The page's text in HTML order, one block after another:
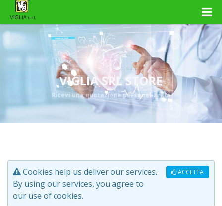
VIGLIA SRL STORE
Ricevi una quotazione personalizzata
ACCETTA
Cookies help us deliver our services.
By using our services, you agree to
our use of cookies.